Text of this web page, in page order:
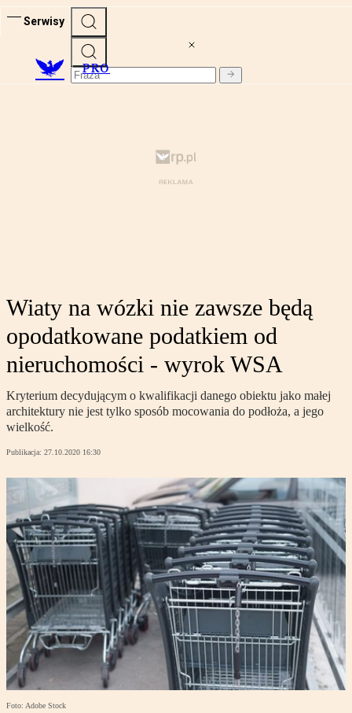
Serwisy
PRO
Wiaty na wózki nie zawsze będą
opodatkowane podatkiem od
nieruchomości - wyrok WSA
Kryterium decydującym o kwalifikacji danego obiektu jako małej
architektury nie jest tylko sposób mocowania do podłoża, a jego
wielkość.
Publikacja: 27.10.2020 16:30
Foto: Adobe Stock